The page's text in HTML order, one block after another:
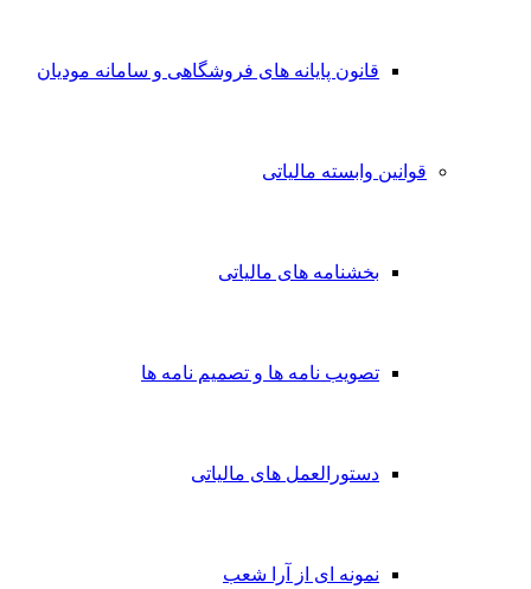
قانون پایانه های فروشگاهی و سامانه مودیان
قوانین وابسته مالیاتی
بخشنامه های مالیاتی
تصویب نامه ها و تصمیم نامه ها
دستورالعمل های مالیاتی
نمونه ای از آرا شعب